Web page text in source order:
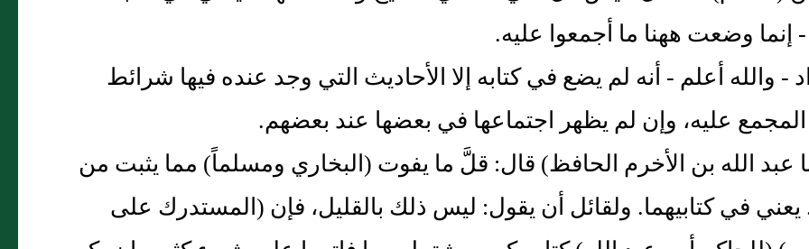
إنما وضعت ههنا ما أجمعوا عليه‏.‏
- والله أعلم - أنه لم يضع في كتابه إلا الأحاديث التي وجد عنده فيها شرائط
عليه، وإن لم يظهر اجتماعها في بعضها عند بعضهم‏.‏
عبد الله بن الأخرم الحافظ‏)‏ قال‏:‏ قلَّ ما يفوت ‏(‏البخاري ومسلماً‏)‏ مما يثبت من
في كتابيهما‏.‏ ولقائل أن يقول‏:‏ ليس ذلك بالقليل، فإن ‏(‏المستدرك على